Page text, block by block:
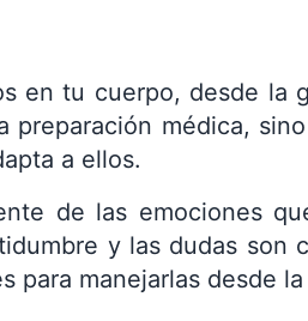
en tu cuerpo, desde la
preparación médica,
a ellos.
de las emociones
y las dudas son
para manejarlas desde la